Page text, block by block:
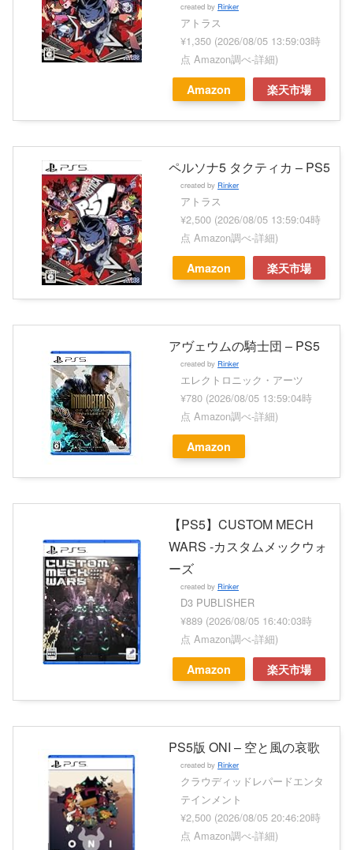
created by Rinker
アトラス
¥1,350 (2026/08/05 13:59:03時
点 Amazon調べ-詳細)
Amazon 楽天市場
ペルソナ5 タクティカ – PS5
created by Rinker
アトラス
¥2,500 (2026/08/05 13:59:04時
点 Amazon調べ-詳細)
Amazon 楽天市場
アヴェウムの騎士団 – PS5
created by Rinker
エレクトロニック・アーツ
¥780 (2026/08/05 13:59:04時
点 Amazon調べ-詳細)
Amazon
【PS5】CUSTOM MECH
WARS -カスタムメックウォ
ーズ
created by Rinker
D3 PUBLISHER
¥889 (2026/08/05 16:40:03時
点 Amazon調べ-詳細)
Amazon 楽天市場
PS5版 ONI – 空と風の哀歌
created by Rinker
クラウディッドレパードエンタ
テインメント
¥2,500 (2026/08/05 20:46:20時
点 Amazon調べ-詳細)